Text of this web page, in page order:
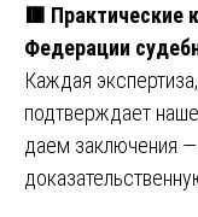
🟥 Практические
Федерации
Каждая
подтверждает
даем заключения